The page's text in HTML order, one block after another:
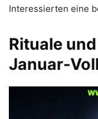
Interessierten eine
Rituale
Januar-